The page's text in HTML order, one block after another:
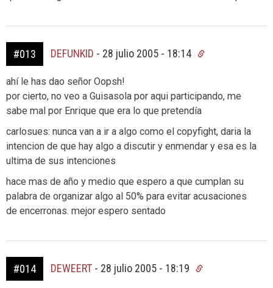
#013 DEFUNKID - 28 julio 2005 - 18:14
ahí le has dao señor Oopsh!
por cierto, no veo a Guisasola por aqui participando, me
sabe mal por Enrique que era lo que pretendía
carlosues: nunca van a ir a algo como el copyfight, daria la
intencion de que hay algo a discutir y enmendar y esa es la
ultima de sus intenciones
hace mas de año y medio que espero a que cumplan su
palabra de organizar algo al 50% para evitar acusaciones
de encerronas. mejor espero sentado
#014 DEWEERT - 28 julio 2005 - 18:19